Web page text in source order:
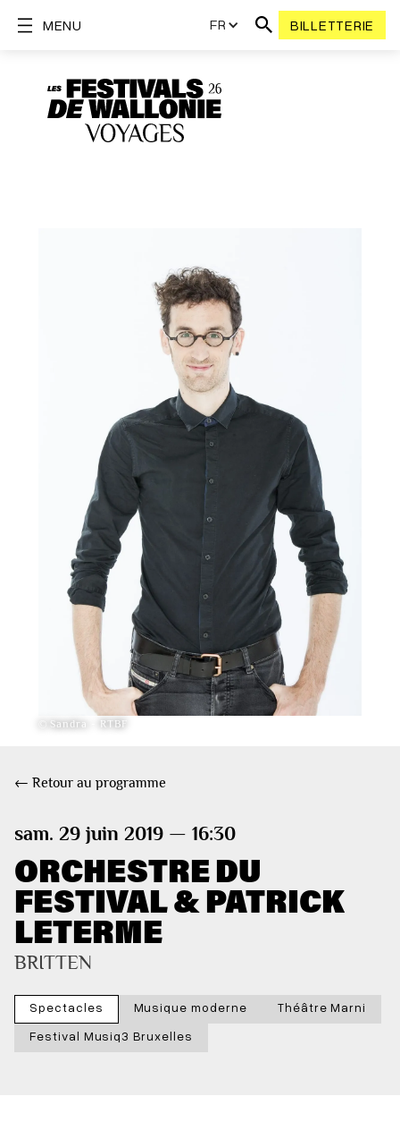
FR BILLETTERIE
MENU
© Sandra - RTBF
← Retour au programme
sam. 29 juin 2019 — 16:30
ORCHESTRE DU
FESTIVAL & PATRICK
LETERME
BRITTEN
Spectacles Musique moderne
Théâtre Marni
Festival Musiq3 Bruxelles